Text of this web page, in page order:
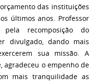
das instituições
últimos anos. Professor
pela recomposição do
divulgado, dando mais
sua missão. A
agradeceu o empenho de
mais tranquilidade as